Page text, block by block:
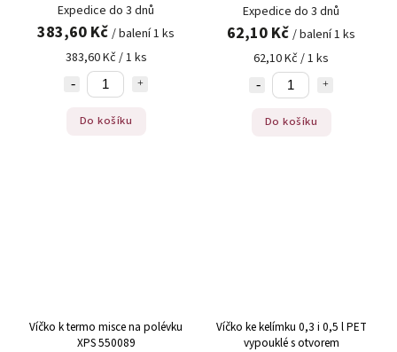
Expedice do 3 dnů
383,60 Kč / balení 1 ks
383,60 Kč / 1 ks
Do košíku
Expedice do 3 dnů
62,10 Kč / balení 1 ks
62,10 Kč / 1 ks
Do košíku
Víčko k termo misce na polévku
XPS 550089
Víčko ke kelímku 0,3 i 0,5 l PET
vypouklé s otvorem